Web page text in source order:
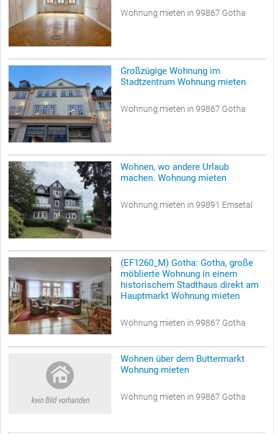
Wohnung mieten in 99867 Gotha
Großzügige Wohnung im
Stadtzentrum Wohnung mieten
Wohnung mieten in 99867 Gotha
Wohnen, wo andere Urlaub
machen. Wohnung mieten
Wohnung mieten in 99891 Emsetal
(EF1260_M) Gotha: Gotha, große
möblierte Wohnung in einem
historischem Stadthaus direkt am
Hauptmarkt Wohnung mieten
Wohnung mieten in 99867 Gotha
Wohnen über dem Buttermarkt
Wohnung mieten
Wohnung mieten in 99867 Gotha